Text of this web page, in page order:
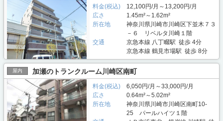
料金(税込)
12,100円/月～13,200円/月
広さ
1.45m²～1.62m²
所在地
神奈川県川崎市川崎区下並木７３
－６ リベルタ川崎１階
交通
京急本線 八丁畷駅 徒歩 4分
京急本線 鶴見市場駅 徒歩 8分
屋内 加瀬のトランクルーム川崎区南町
料金(税込)
6,050円/月～33,000円/月
広さ
0.64m²～5.02m²
所在地
神奈川県川崎市川崎区南町10-
25 パールハイツ１階